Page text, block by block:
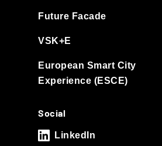
Future Facade
VSK+E
European Smart City
Experience (ESCE)
Social
LinkedIn